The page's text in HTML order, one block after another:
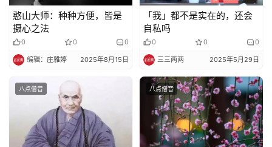
明
憨山大师：种种方便，皆是
摄心之法
0 0 0
编辑：庄雅婷 2025年8月15日
「我」都不是实在的，还会
自私吗
0 0 0
三三两两 2025年5月29日
八点僧音 八点僧音